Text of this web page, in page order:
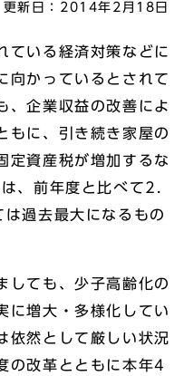
更新日： 2014年2月18日
いる経済対策などに
向かっているとされて
、企業収益の改善によ
もに、引き続き家屋の
定資産税が増加するな
、前年度と比べて2．
過去最大になるもの
ても、少子高齢化の
に増大・多様化してい
依然として厳しい状況
の改革とともに本年4